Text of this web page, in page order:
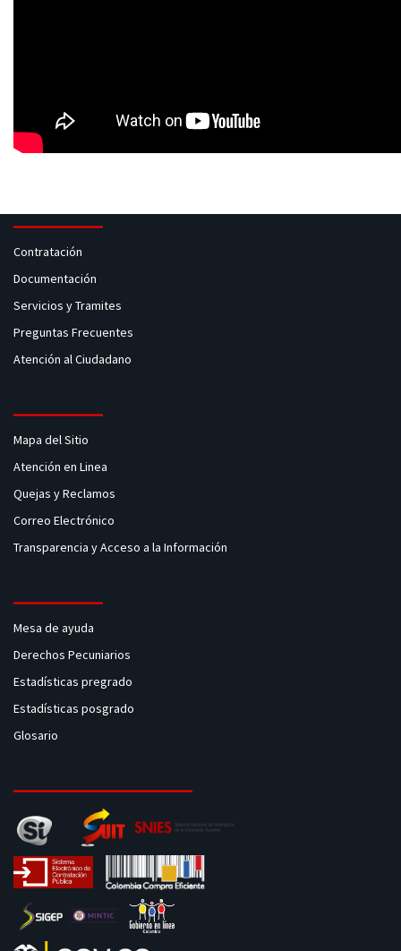
Contratación
Documentación
Servicios y Tramites
Preguntas Frecuentes
Atención al Ciudadano
Mapa del Sitio
Atención en Linea
Quejas y Reclamos
Correo Electrónico
Transparencia y Acceso a la Información
Mesa de ayuda
Derechos Pecuniarios
Estadísticas pregrado
Estadísticas posgrado
Glosario